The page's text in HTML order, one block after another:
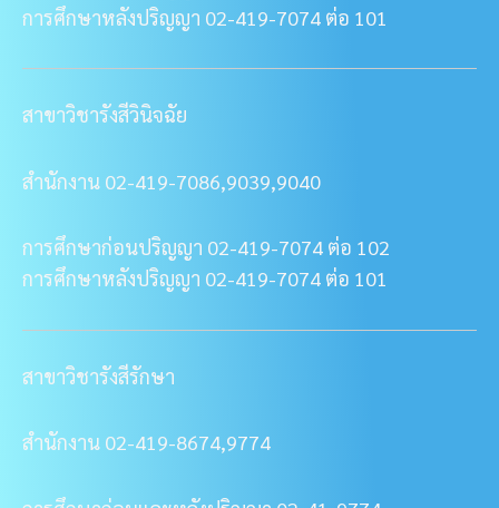
การศึกษาหลังปริญญา 02-419-7074 ต่อ 101
สาขาวิชารังสีวินิจฉัย
สำนักงาน 02-419-7086,9039,9040
การศึกษาก่อนปริญญา 02-419-7074 ต่อ 102
การศึกษาหลังปริญญา 02-419-7074 ต่อ 101
สาขาวิชารังสีรักษา
สำนักงาน 02-419-8674,9774